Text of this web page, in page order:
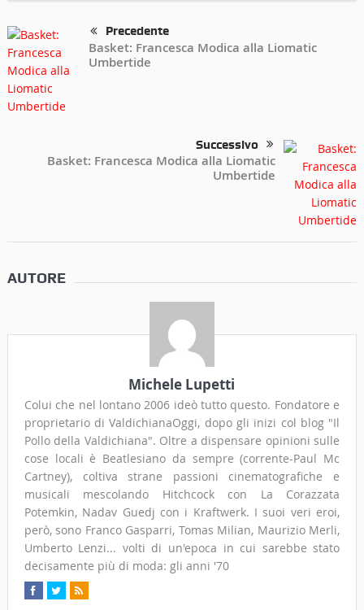
Precedente
Basket: Francesca Modica alla Liomatic
Umbertide
Successivo
Basket: Francesca Modica alla Liomatic
Umbertide
AUTORE
Michele Lupetti
Colui che nel lontano 2006 ideò tutto questo. Fondatore e
proprietario di ValdichianaOggi, dopo gli inizi col blog "Il
Pollo della Valdichiana". Oltre a dispensare opinioni sulle
cose locali è Beatlesiano da sempre (corrente-Paul Mc
Cartney), coltiva strane passioni cinematografiche e
musicali mescolando Hitchcock con La Corazzata
Potemkin, Nadav Guedj con i Kraftwerk. I suoi veri eroi,
però, sono Franco Gasparri, Tomas Milian, Maurizio Merli,
Umberto Lenzi... volti di un'epoca in cui sarebbe stato
decisamente più di moda: gli anni '70